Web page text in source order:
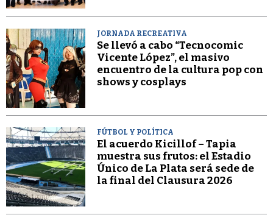
JORNADA RECREATIVA
Se llevó a cabo “Tecnocomic
Vicente López”, el masivo
encuentro de la cultura pop con
shows y cosplays
FÚTBOL Y POLÍTICA
El acuerdo Kicillof – Tapia
muestra sus frutos: el Estadio
Único de La Plata será sede de
la final del Clausura 2026